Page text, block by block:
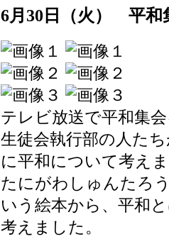
6月30日（火） 平和
テレビ放送で平和集
生徒会執行部の人た
に平和について考え
たにがわしゅんたろ
いう絵本から、平和
考えました。